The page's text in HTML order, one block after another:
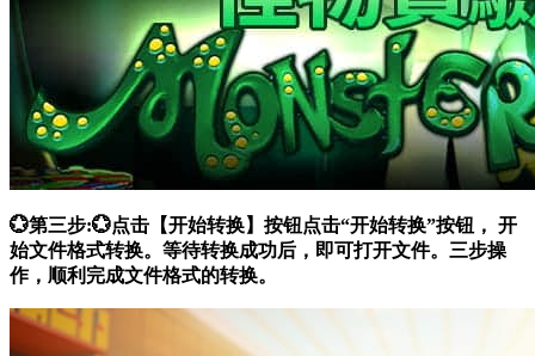
💮第三步:💮点击【开始转换】按钮点击“开始转换”按钮， 开
始文件格式转换。等待转换成功后，即可打开文件。三步操
作，顺利完成文件格式的转换。